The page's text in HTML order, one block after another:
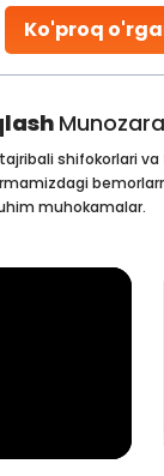
Ko'proq
shifokorlari
muhokamalar.